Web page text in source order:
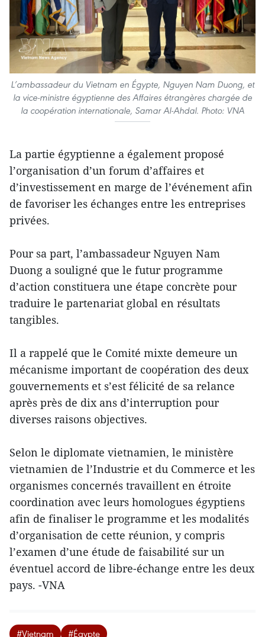
L’ambassadeur du Vietnam en Égypte, Nguyen Nam Duong, et
la vice-ministre égyptienne des Affaires étrangères chargée de
la coopération internationale, Samar Al-Ahdal. Photo: VNA
La partie égyptienne a également proposé
l’organisation d’un forum d’affaires et
d’investissement en marge de l’événement afin
de favoriser les échanges entre les entreprises
privées.
Pour sa part, l’ambassadeur Nguyen Nam
Duong a souligné que le futur programme
d’action constituera une étape concrète pour
traduire le partenariat global en résultats
tangibles.
Il a rappelé que le Comité mixte demeure un
mécanisme important de coopération des deux
gouvernements et s’est félicité de sa relance
après près de dix ans d’interruption pour
diverses raisons objectives.
Selon le diplomate vietnamien, le ministère
vietnamien de l’Industrie et du Commerce et les
organismes concernés travaillent en étroite
coordination avec leurs homologues égyptiens
afin de finaliser le programme et les modalités
d’organisation de cette réunion, y compris
l’examen d’une étude de faisabilité sur un
éventuel accord de libre-échange entre les deux
pays. -VNA
#Vietnam #Égypte